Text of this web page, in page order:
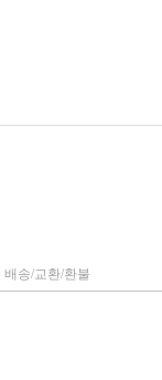
배송/교환/환불